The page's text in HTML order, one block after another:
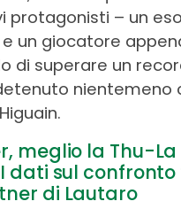
protagonisti – un
un giocatore
di superare un
nientemeno
meglio la Thu-La
I dati sul
di Lautaro